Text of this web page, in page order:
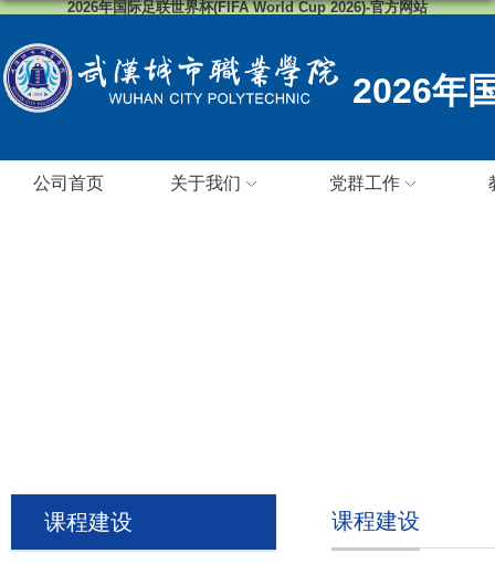
2026年国际足联世界杯(FIFA World Cup 2026)-官方网站
2026年
公司首页 关于我们 党群工作
课程建设 课程建设